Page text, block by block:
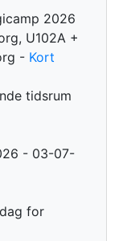
2026
U102A +
- Kort
tidsrum
- 03-07-
for